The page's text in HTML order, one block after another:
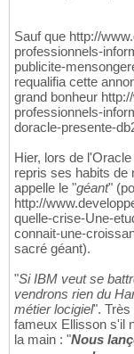
Sauf que http://
professionnels-
publicite-
requalifia cette
grand bonheur
professionnels-
doracle-presente-
Hier, lors de
repris ses habits de
appelle le "géant"
http://
quelle-crise-Une-
connait-une-
sacré géant).
"Si IBM veut se
vendrons rien du
métier locigiel".
fameux Ellisson s'il
la main : "Nous